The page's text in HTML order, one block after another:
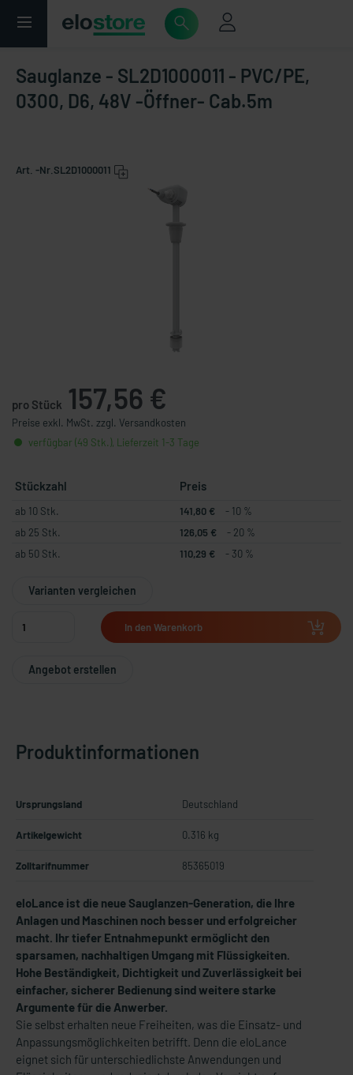
Sauglanze - SL2D1000011 - PVC/PE,
0300, D6, 48V -Öffner- Cab.5m
Art. -Nr. SL2D1000011
pro Stück 157,56 €
Preise exkl. MwSt. zzgl. Versandkosten
verfügbar (49 Stk.), Lieferzeit 1-3 Tage
Stückzahl Preis
ab 10 Stk. 141,80 €
- 10 %
ab 25 Stk.
126,05 €
- 20 %
ab 50 Stk.
110,29 € - 30 %
Varianten vergleichen
In den Warenkorb
Angebot erstellen
Produktinformationen
Ursprungsland Deutschland
Artikelgewicht 0.316 kg
Zolltarifnummer 85365019
eloLance ist die neue Sauglanzen-Generation, die Ihre
Anlagen und Maschinen noch besser und erfolgreicher
macht. Ihr tiefer Entnahmepunkt ermöglicht den
sparsamen, nachhaltigen Umgang mit Flüssigkeiten.
Hohe Beständigkeit, Dichtigkeit und Zuverlässigkeit bei
einfacher, sicherer Bedienung sind weitere starke
Argumente für die Anwerber.
Sie selbst erhalten neue Freiheiten, was die Einsatz- und
Anpassungsmöglichkeiten betrifft. Denn die eloLance
eignet sich für unterschiedlichste Anwendungen und